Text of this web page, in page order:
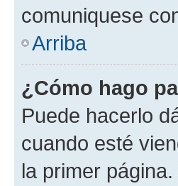
comuniquese
Arriba
¿Cómo hago
Puede hacerlo
cuando esté
la primer